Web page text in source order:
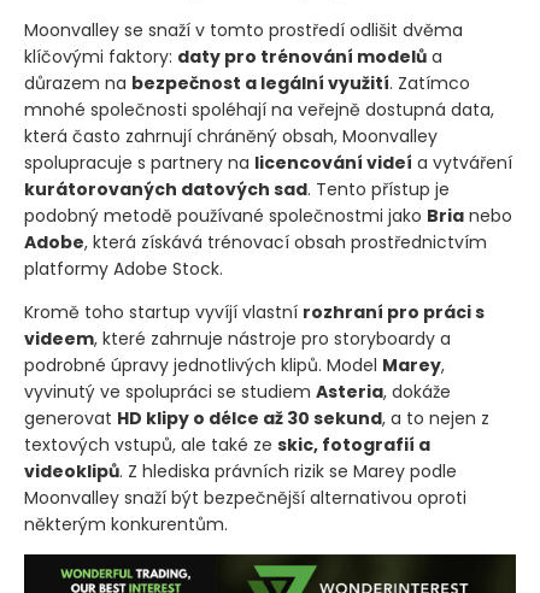
Moonvalley se snaží v tomto prostředí odlišit dvěma
klíčovými faktory: daty pro trénování modelů a
důrazem na bezpečnost a legální využití. Zatímco
mnohé společnosti spoléhají na veřejně dostupná data,
která často zahrnují chráněný obsah, Moonvalley
spolupracuje s partnery na licencování videí a vytváření
kurátorovaných datových sad. Tento přístup je
podobný metodě používané společnostmi jako Bria nebo
Adobe, která získává trénovací obsah prostřednictvím
platformy Adobe Stock.
Kromě toho startup vyvíjí vlastní rozhraní pro práci s
videem, které zahrnuje nástroje pro storyboardy a
podrobné úpravy jednotlivých klipů. Model Marey,
vyvinutý ve spolupráci se studiem Asteria, dokáže
generovat HD klipy o délce až 30 sekund, a to nejen z
textových vstupů, ale také ze skic, fotografií a
videoklipů. Z hlediska právních rizik se Marey podle
Moonvalley snaží být bezpečnější alternativou oproti
některým konkurentům.